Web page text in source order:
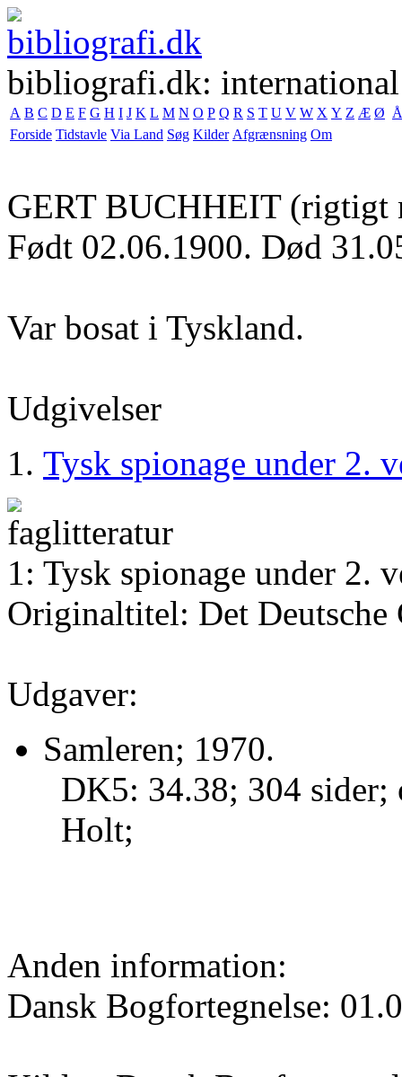
bibliografi.dk:
A B C D E F G H I J K L M N O P Q R S T U V W X Y Z Æ Ø Å
Forside Tidstavle Via Land Søg Kilder Afgrænsning Om
GERT BUCHHEIT(rigtigt
Født 02.06.1900. Død
Var bosat i Tyskland.
Udgivelser
Tysk spionage under 2.
1: Tysk spionage under 2.
Originaltitel: Det Deutsche
Udgaver:
Samleren; 1970.
DK5: 34.38; 304 sider;
Holt;
Anden information:
Dansk Bogfortegnelse: